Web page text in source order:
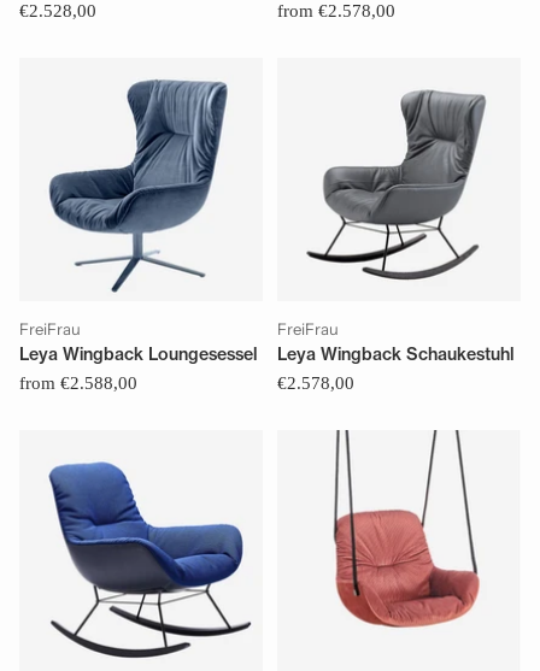
€2.528,00 from €2.578,00
FreiFrau
Leya Wingback Loungesessel
from €2.588,00
FreiFrau
Leya Wingback Schaukestuhl
€2.578,00